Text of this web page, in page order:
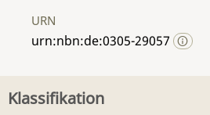
URN
urn:nbn:de:0305-29057
Klassifikation